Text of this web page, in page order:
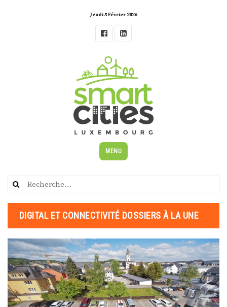
Jeudi 5 Février 2026
MENU
Rechercher :
DIGITAL ET CONNECTIVITÉ DOSSIERS À LA UNE